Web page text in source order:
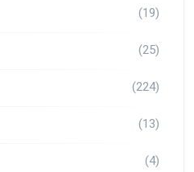
(19)
(25)
(224)
(13)
(4)